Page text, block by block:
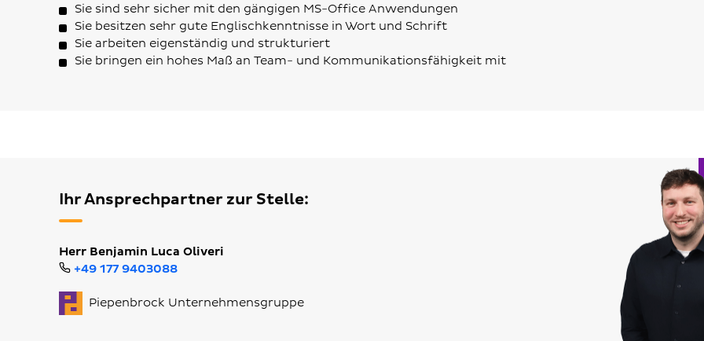
Sie sind sehr sicher mit den gängigen MS-Office Anwendungen
Sie besitzen sehr gute Englischkenntnisse in Wort und Schrift
Sie arbeiten eigenständig und strukturiert
Sie bringen ein hohes Maß an Team- und Kommunikationsfähigkeit mit
Ihr Ansprechpartner zur Stelle:
Herr Benjamin Luca Oliveri
+49 177 9403088
Piepenbrock Unternehmensgruppe